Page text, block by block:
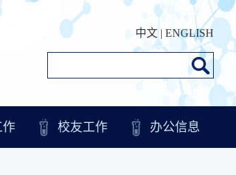
中文 | ENGLISH
作 校友工作 办公信息